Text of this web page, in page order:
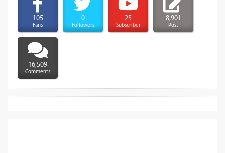
105
Fans
0
Followers
25
Subscriber
8,901
Post
16,509
Comments